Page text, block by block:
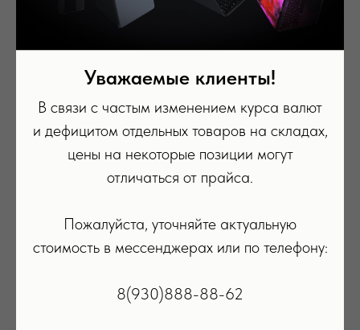
Уважаемые клиенты!
В связи с частым изменением курса валют
и дефицитом отдельных товаров на складах,
цены на некоторые позиции могут
отличаться от прайса.
Пожалуйста, уточняйте актуальную
стоимость в мессенджерах или по телефону:
8(930)888-88-62